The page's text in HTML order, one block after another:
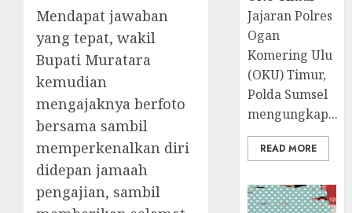
Mendapat jawaban
yang tepat, wakil
Bupati Muratara
kemudian
mengajaknya berfoto
bersama sambil
memperkenalkan diri
didepan jamaah
pengajian, sambil
Jajaran Polres
Ogan
Komering Ulu
(OKU) Timur,
Polda Sumsel
mengungkap...
READ MORE